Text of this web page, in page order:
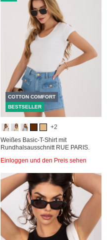
COTTON COMFORT
BESTSELLER
+2
Weißes Basic-T-Shirt mit
Rundhalsausschnitt RUE PARIS.
Einloggen und den Preis sehen